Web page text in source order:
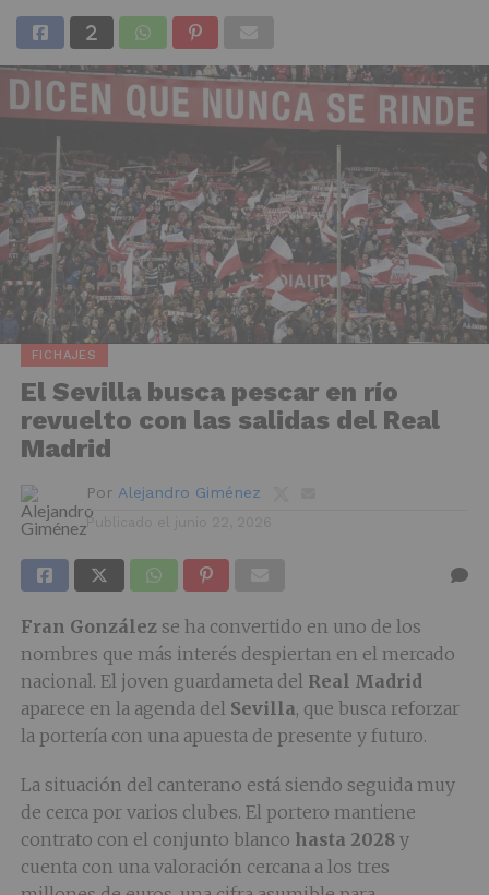
FICHAJES
El Sevilla busca pescar en río
revuelto con las salidas del Real
Madrid
Por Alejandro Giménez
Publicado el
Fran Gonzálezse ha convertido en uno de los
nombres que más interés despiertan en el mercado
nacional. El joven guardameta del Real Madrid
aparece en la agenda del Sevilla, que busca reforzar
la portería con una apuesta de presente y futuro.
La situación del canterano está siendo seguida muy
de cerca por varios clubes. El portero mantiene
contrato con el conjunto blanco hasta 2028y
cuenta con una valoración cercana a los tres